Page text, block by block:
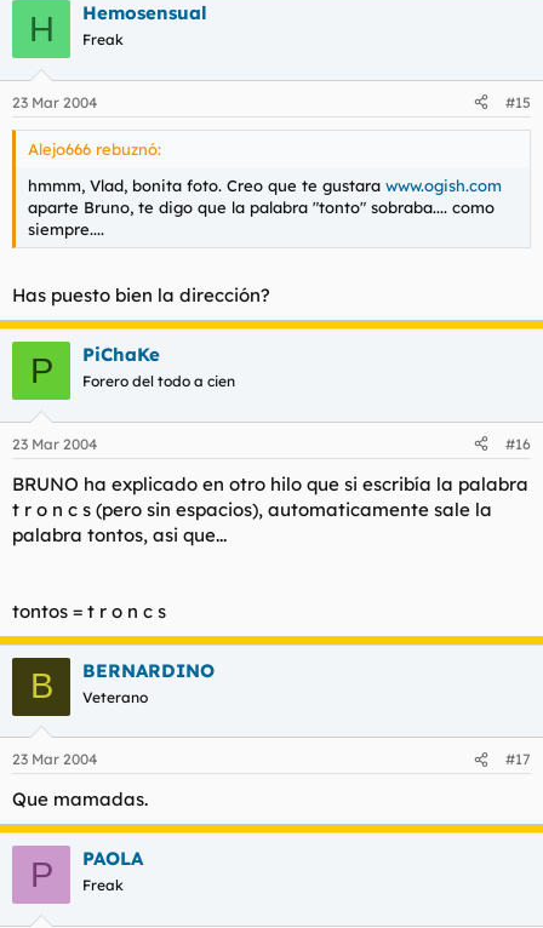
H Hemosensual
Freak
23 Mar 2004 #15
Alejo666 rebuznó:
hmmm, Vlad, bonita foto. Creo que te gustara www.ogish.com
aparte Bruno, te digo que la palabra "tonto" sobraba.... como
siempre....
Has puesto bien la dirección?
P PiChaKe
Forero del todo a cien
23 Mar 2004 #16
BRUNO ha explicado en otro hilo que si escribía la palabra
t r o n c s (pero sin espacios), automaticamente sale la
palabra tontos, asi que...
tontos = t r o n c s
B BERNARDINO
Veterano
23 Mar 2004 #17
Que mamadas.
P PAOLA
Freak